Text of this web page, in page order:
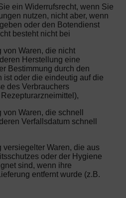
ein Widerrufsrecht, wenn Sie
nutzen, nicht aber, wenn
oder den Botendienst
besteht nicht bei
von Waren, die nicht
Herstellung eine
Bestimmung durch den
ist oder die eindeutig auf die
des Verbrauchers
Waren, die schnell
Verfallsdatum schnell
versiegelter Waren, die aus
oder der Hygiene
sind, wenn ihre
entfernt wurde (z.B.